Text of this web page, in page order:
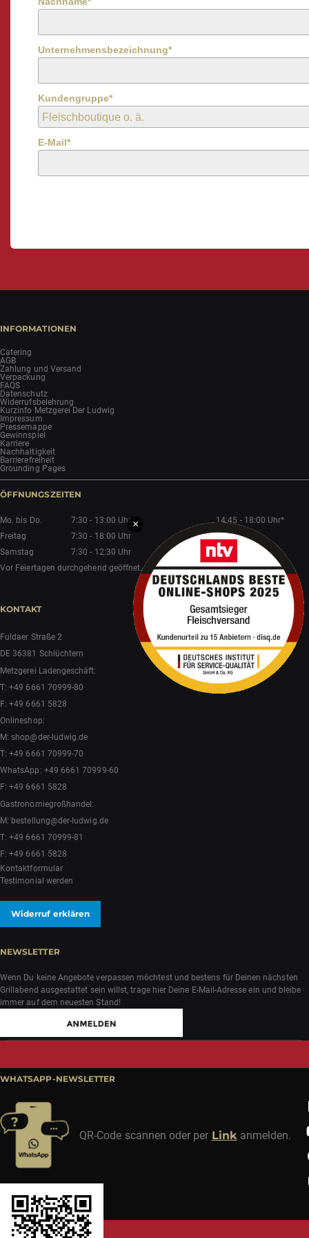
Unternehmensbezeichnung*
Kundengruppe*
E-Mail*
INFORMATIONEN
Catering
AGB
Zahlung und Versand
Verpackung
FAQS
Datenschutz
Widerrufsbelehrung
Kurzinfo Metzgerei Der Ludwig
Impressum
Pressemappe
Gewinnspiel
Karriere
Nachhaltigkeit
Barrierefreiheit
Grounding Pages
ÖFFNUNGSZEITEN
Mo. bis Do. 7:30 - 13:00 Uhr
14:45 - 18:00 Uhr*
Freitag
7:30 - 18:00 Uhr
Samstag
7:30 - 12:30 Uhr
Vor Feiertagen durchgehend geöffnet.
KONTAKT
Fuldaer Straße 2
DE 36381 Schlüchtern
Metzgerei Ladengeschäft:
T:+49 6661 70999-80
F: +49 6661 5828
Onlineshop:
M:shop@der-ludwig.de
T:+49 6661 70999-70
WhatsApp: +49 6661 70999-60
F: +49 6661 5828
Gastronomiegroßhandel:
M: bestellung@der-ludwig.de
T:+49 6661 70999-81
F: +49 6661 5828
Kontaktformular
Testimonial werden
Widerruf erklären
NEWSLETTER
Wenn Du keine Angebote verpassen möchtest und bestens für Deinen nächsten
Grillabend ausgestattet sein willst, trage hier Deine E-Mail-Adresse ein und bleibe
immer auf dem neuesten Stand!
WHATSAPP-NEWSLETTER
QR-Code scannen oder per Linkanmelden.
×